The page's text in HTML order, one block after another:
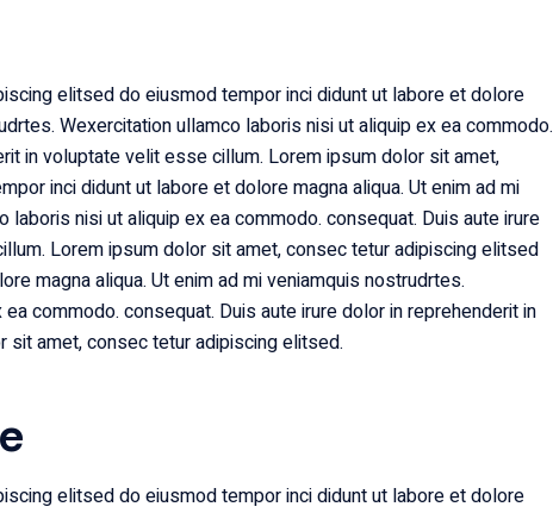
elitsed do eiusmod tempor inci didunt ut labore et dolore
Wexercitation ullamco laboris nisi ut aliquip ex ea commodo.
in voluptate velit esse cillum. Lorem ipsum dolor sit amet,
inci didunt ut labore et dolore magna aliqua. Ut enim ad mi
nisi ut aliquip ex ea commodo. consequat. Duis aute irure
Lorem ipsum dolor sit amet, consec tetur adipiscing elitsed
magna aliqua. Ut enim ad mi veniamquis nostrudrtes.
commodo. consequat. Duis aute irure dolor in reprehenderit in
amet, consec tetur adipiscing elitsed.
elitsed do eiusmod tempor inci didunt ut labore et dolore